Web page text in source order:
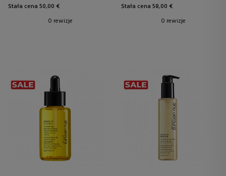
Stała cena 50,00 €
0 rewizje
Stała cena 58,00 €
0 rewizje